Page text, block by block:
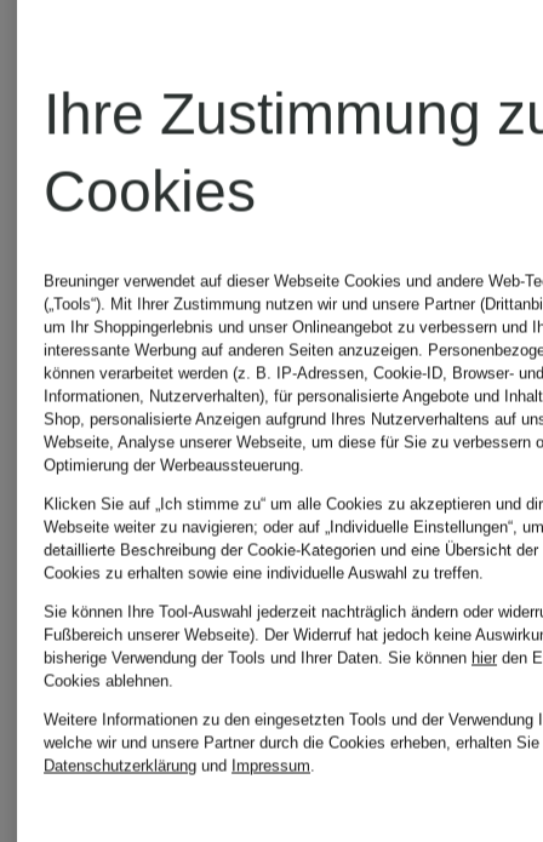
Neu
Zertifiziert
GANT
Loafer
GRACELYN
Zertifiziert
GANT
Sneaker
Ihre Zustimmung
Cookies
Breuninger verwendet auf dieser Webseite Cookies und andere Web-
(„Tools“). Mit Ihrer Zustimmung nutzen wir und unsere Partner
um Ihr Shoppingerlebnis und unser Onlineangebot zu verbessern und
interessante Werbung auf anderen Seiten anzuzeigen.
können verarbeitet werden (z. B. IP-Adressen, Cookie-ID, Browser-
Informationen, Nutzerverhalten), für personalisierte Angebote und
Shop, personalisierte Anzeigen aufgrund Ihres Nutzerverhaltens auf
Webseite, Analyse unserer Webseite, um diese für Sie zu verbessern
Optimierung der Werbeaussteuerung.
Klicken Sie auf „Ich stimme zu“ um alle Cookies zu akzeptieren und
Webseite weiter zu navigieren; oder auf „Individuelle Einstellungen“,
detaillierte Beschreibung der Cookie-Kategorien und eine Übersicht
Cookies zu erhalten sowie eine individuelle Auswahl zu treffen.
Sie können Ihre Tool-Auswahl jederzeit nachträglich ändern oder
Fußbereich unserer Webseite). Der Widerruf hat jedoch keine
bisherige Verwendung der Tools und Ihrer Daten. Sie können hier den
Cookies ablehnen.
Weitere Informationen zu den eingesetzten Tools und der Verwendung
welche wir und unsere Partner durch die Cookies erheben, erhalten
Datenschutzerklärung und Impressum.